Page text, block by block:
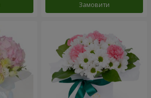
Замовити